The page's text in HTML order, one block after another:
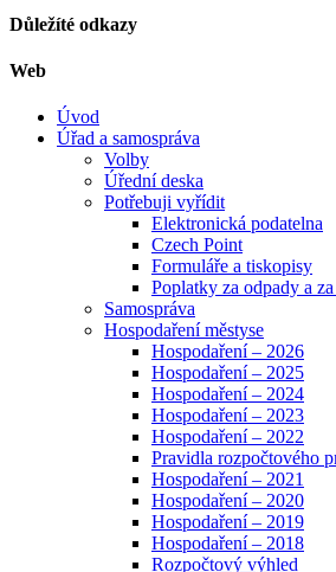
Důležíté odkazy
Web
Úvod
Úřad a samospráva
Volby
Úřední deska
Potřebuji vyřídit
Elektronická podatelna
Czech Point
Formuláře a tiskopisy
Poplatky za odpady a
Samospráva
Hospodaření městyse
Hospodaření – 2026
Hospodaření – 2025
Hospodaření – 2024
Hospodaření – 2023
Hospodaření – 2022
Pravidla rozpočtového
Hospodaření – 2021
Hospodaření – 2020
Hospodaření – 2019
Hospodaření – 2018
Rozpočtový výhled